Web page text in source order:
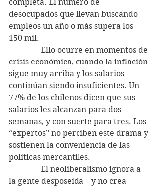
completa. El número de
desocupados que llevan buscando
empleos un año o más supera los
150 mil.
Ello ocurre en momentos de
crisis económica, cuando la inflación
sigue muy arriba y los salarios
continúan siendo insuficientes. Un
77% de los chilenos dicen que sus
salarios les alcanzan para dos
semanas, y con suerte para tres. Los
“expertos” no perciben este drama y
sostienen la conveniencia de las
políticas mercantiles.
El neoliberalismo ignora a
la gente desposeída    y no crea